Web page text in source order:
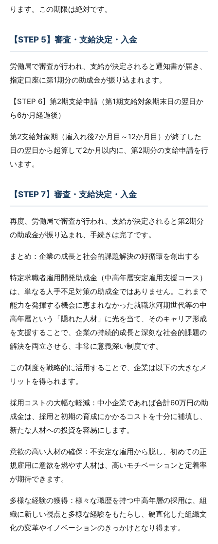
ります。この期限は絶対です。
【STEP 5】審査・支給決定・入金
労働局で審査が行われ、支給が決定されると通知書が届き、
指定口座に第1期分の助成金が振り込まれます。
【STEP 6】第2期支給申請（第1期支給対象期末日の翌日か
ら6か月経過後）
第2支給対象期（雇入れ後7か月目～12か月目）が終了した
日の翌日から起算して2か月以内に、第2期分の支給申請を行
います。
【STEP 7】審査・支給決定・入金
再度、労働局で審査が行われ、支給が決定されると第2期分
の助成金が振り込まれ、手続きは完了です。
まとめ：企業の成長と社会的課題解決の好循環を創出する
特定求職者雇用開発助成金（中高年層安定雇用支援コース）
は、単なる人手不足対策の助成金ではありません。これまで
能力を発揮する機会に恵まれなかった就職氷河期世代等の中
高年層という「隠れた人材」に光を当て、そのキャリア形成
を支援することで、企業の持続的成長と深刻な社会的課題の
解決を両立させる、非常に意義深い制度です。
この制度を戦略的に活用することで、企業は以下の大きなメ
リットを得られます。
採用コストの大幅な軽減：中小企業であれば合計60万円の助
成金は、採用と初期の育成にかかるコストを十分に補填し、
新たな人材への投資を容易にします。
意欲の高い人材の確保：不安定な雇用から脱し、初めての正
規雇用に意欲を燃やす人材は、高いモチベーションと定着率
が期待できます。
多様な経験の獲得：様々な職歴を持つ中高年層の採用は、組
織に新しい視点と多様な経験をもたらし、硬直化した組織文
化の変革やイノベーションのきっかけとなり得ます。